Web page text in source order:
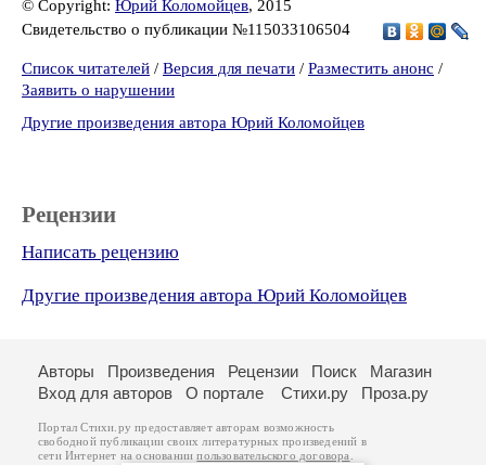
© Copyright: Юрий Коломойцев, 2015
Свидетельство о публикации №115033106504
Список читателей / Версия для печати / Разместить анонс /
Заявить о нарушении
Другие произведения автора Юрий Коломойцев
Рецензии
Написать рецензию
Другие произведения автора Юрий Коломойцев
Авторы Произведения Рецензии Поиск
Магазин
Вход для авторов
О портале Стихи.ру Проза.ру
Портал Стихи.ру предоставляет авторам возможность
свободной публикации своих литературных произведений в
сети Интернет на основаниипользовательского договора